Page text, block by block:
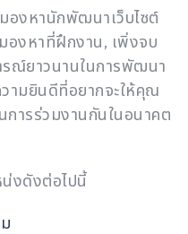
องหานักพัฒนาเว็บไซต์
องหาที่ฝึกงาน, เพิ่งจบ
ณ์ยาวนานในการพัฒนา
วามยินดีที่อยากจะให้คุณ
การร่วมงานกันในอนาคต
งดังต่อไปนี้